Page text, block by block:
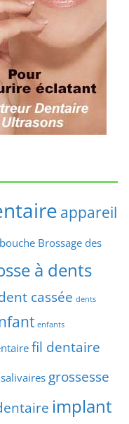
appareil
bouche Brossage des
à dents
cassée dents
enfants
fil dentaire
grossesse
implant